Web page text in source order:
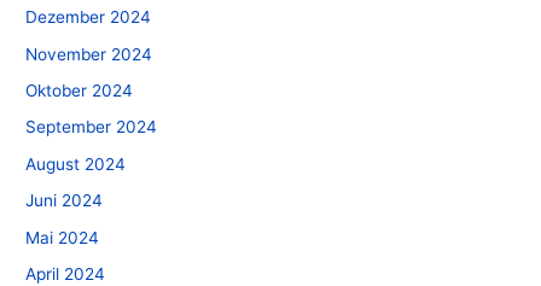
Dezember 2024
November 2024
Oktober 2024
September 2024
August 2024
Juni 2024
Mai 2024
April 2024